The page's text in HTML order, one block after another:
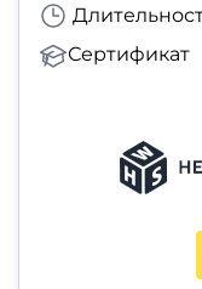
Сертификат